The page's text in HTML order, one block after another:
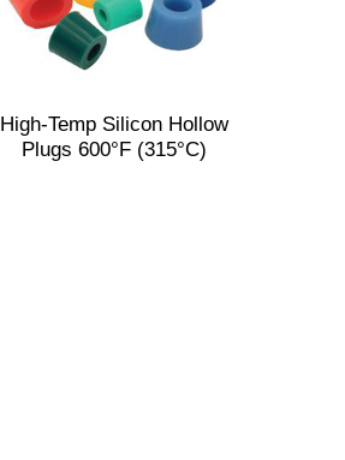
High-Temp Silicon Hollow
Plugs 600°F (315°C)